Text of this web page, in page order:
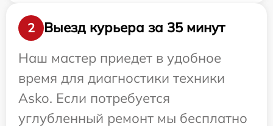
2
Выезд курьера за 35 минут
Наш мастер приедет в удобное
время для диагностики техники
Asko. Если потребуется
углубленный ремонт мы бесплатно